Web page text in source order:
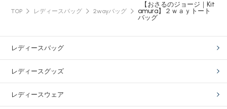
TOP レディースバッグ 2wayバッグ
【おさるのジョージ｜Kit
amura】２ｗａｙトート
バッグ
レディースバッグ
レディースグッズ
レディースウェア